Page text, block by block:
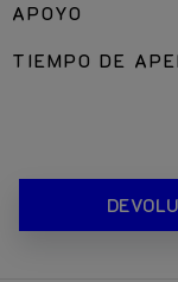
APOYO
TIEMPO DE